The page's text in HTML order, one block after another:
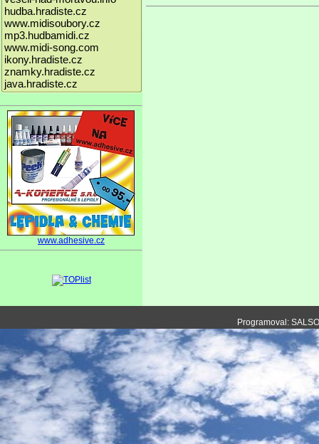
hudba.hradiste.cz
www.midisoubory.cz
mp3.hudbamidi.cz
www.midi-song.com
ikony.hradiste.cz
znamky.hradiste.cz
java.hradiste.cz
www.adhesive.cz
Programoval: